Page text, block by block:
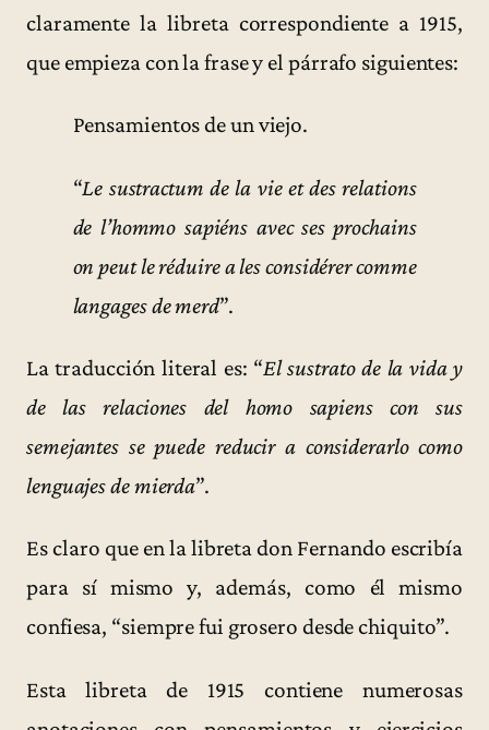
claramente la libreta correspondiente a 1915,
que empieza con la frase y el párrafo siguientes:
Pensamientos de un viejo.
“Le sustractum de la vie et des relations
de l’hommo sapiéns avec ses prochains
on peut le réduire a les considérer comme
langages de merd”.
La traducción literal es: “El sustrato de la vida y
de las relaciones del homo sapiens con sus
semejantes se puede reducir a considerarlo como
lenguajes de mierda”.
Es claro que en la libreta don Fernando escribía
para sí mismo y, además, como él mismo
confiesa, “siempre fui grosero desde chiquito”.
Esta libreta de 1915 contiene numerosas